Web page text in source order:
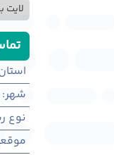
لایت
شهر:
نوع